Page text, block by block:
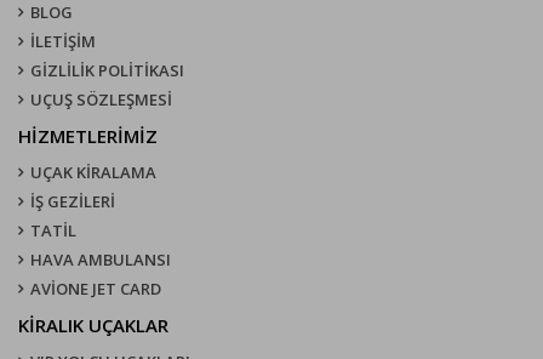
BLOG
İLETİŞİM
GİZLİLİK POLİTİKASI
UÇUŞ SÖZLEŞMESI
HİZMETLERİMİZ
UÇAK KIRALAMA
İŞ GEZİLERİ
TATİL
HAVA AMBULANSI
AVİONE JET CARD
KIRALIK UÇAKLAR